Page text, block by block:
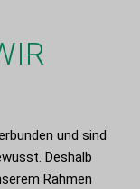
und sind
Deshalb
Rahmen